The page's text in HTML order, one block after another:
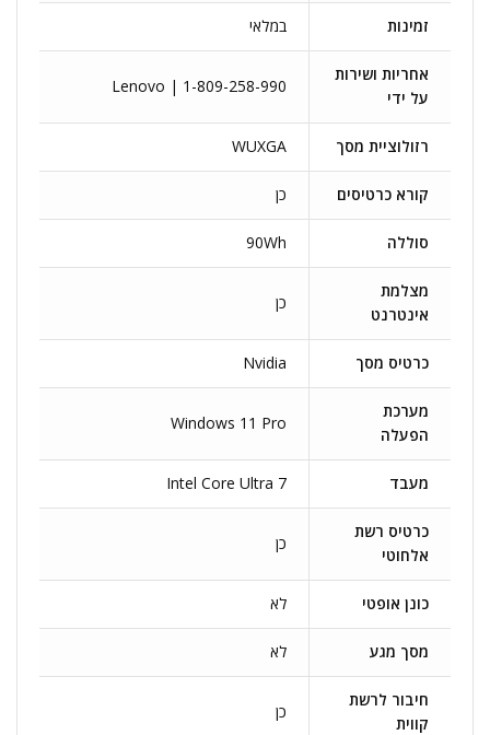
זמינות במלאי
אחריות ושירות
על ידי
Lenovo | 1-809-258-990
רזולוציית מסך WUXGA
קורא כרטיסים כן
סוללה 90Wh
מצלמת
אינטרנט
כן
כרטיס מסך Nvidia
מערכת
הפעלה
Windows 11 Pro
מעבד Intel Core Ultra 7
כרטיס רשת
אלחוטי
כן
כונן אופטי לא
מסך מגע לא
חיבור לרשת
קווית
כן